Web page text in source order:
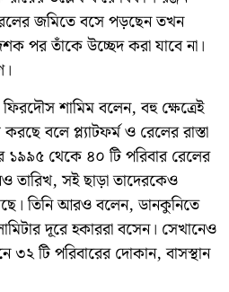
জমিতে বসে পড়ছেন তখন
পর তাঁকে উচ্ছেদ করা যাবে না।
শামিম বলেন, বহু ক্ষেত্রেই
বলে প্ল্যাটফর্ম ও রেলের রাস্তা
১৯৯৫ থেকে ৪০ টি পরিবার রেলের
তারিখ, সই ছাড়া তাদেরকেও
তিনি আরও বলেন, ডানকুনিতে
দূরে হকাররা বসেন। সেখানেও
৩২ টি পরিবারের দোকান, বাসস্থান